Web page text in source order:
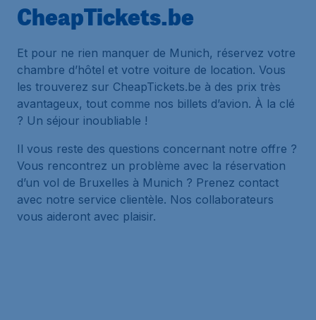
CheapTickets.be
Et pour ne rien manquer de Munich, réservez votre
chambre d’hôtel et votre voiture de location. Vous
les trouverez sur CheapTickets.be à des prix très
avantageux, tout comme nos billets d’avion. À la clé
? Un séjour inoubliable !
Il vous reste des questions concernant notre offre ?
Vous rencontrez un problème avec la réservation
d’un vol de Bruxelles à Munich ? Prenez contact
avec notre service clientèle. Nos collaborateurs
vous aideront avec plaisir.